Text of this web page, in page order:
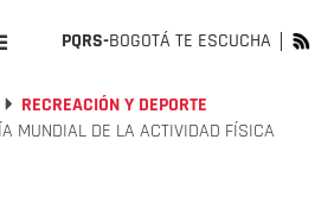
PQRS-BOGOTÁ TE ESCUCHA
RECREACIÓN Y DEPORTE
MUNDIAL DE LA ACTIVIDAD FÍSICA